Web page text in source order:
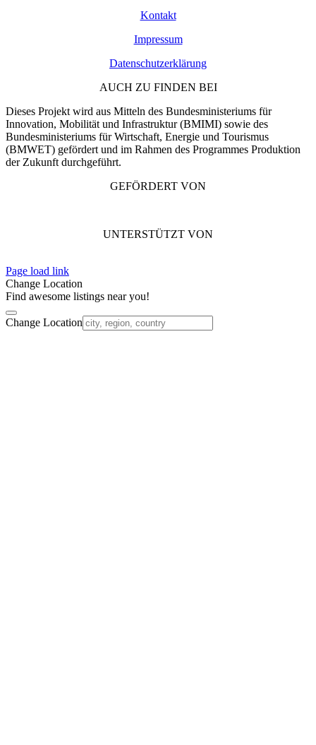
Kontakt
Impressum
Datenschutzerklärung
AUCH ZU FINDEN BEI
Dieses Projekt wird aus Mitteln des Bundesministeriums für
Innovation, Mobilität und Infrastruktur (BMIMI) sowie des
Bundesministeriums für Wirtschaft, Energie und Tourismus
(BMWET) gefördert und im Rahmen des Programmes Produktion
der Zukunft durchgeführt.
GEFÖRDERT VON
UNTERSTÜTZT VON
Page load link
Change Location
Find awesome listings near you!
Change Location